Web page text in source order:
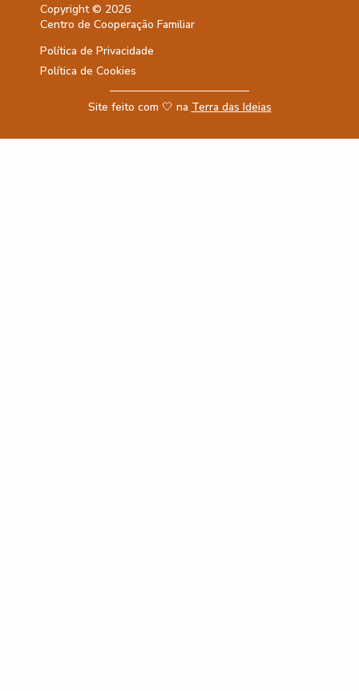
Copyright © 2026
Centro de Cooperação Familiar
Política de Privacidade
Política de Cookies
Site feito com 🤍 na Terra das Ideias